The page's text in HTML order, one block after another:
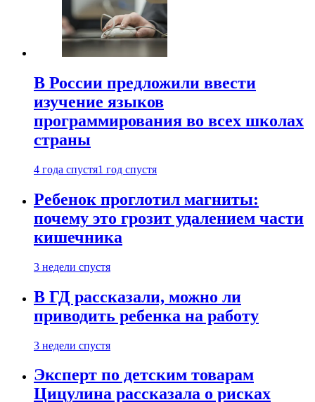
В России предложили ввести
изучение языков
программирования во всех школах
страны
4 года спустя1 год спустя
Ребенок проглотил магниты:
почему это грозит удалением части
кишечника
3 недели спустя
В ГД рассказали, можно ли
приводить ребенка на работу
3 недели спустя
Эксперт по детским товарам
Цицулина рассказала о рисках